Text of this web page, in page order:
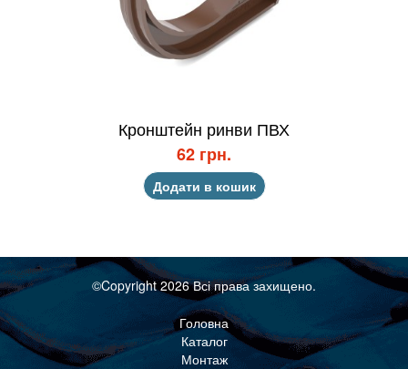
Кронштейн ринви ПВХ
62 грн.
Додати в кошик
©Copyright 2026 Всі права захищено.
Головна
Каталог
Монтаж